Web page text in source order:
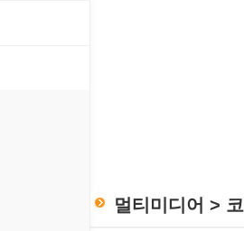
멀티미디어 >